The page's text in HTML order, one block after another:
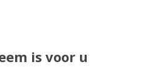
is voor u